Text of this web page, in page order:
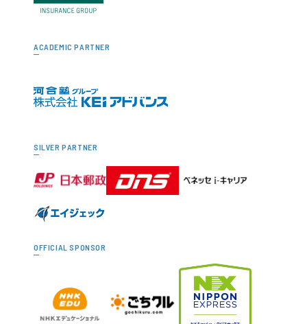
ACADEMIC PARTNER
SILVER PARTNER
OFFICIAL SPONSOR